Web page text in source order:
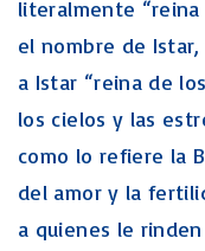
literalmente
el nombre de
a Istar “reina de
los cielos y las
como lo refiere la
del amor y la
a quienes le